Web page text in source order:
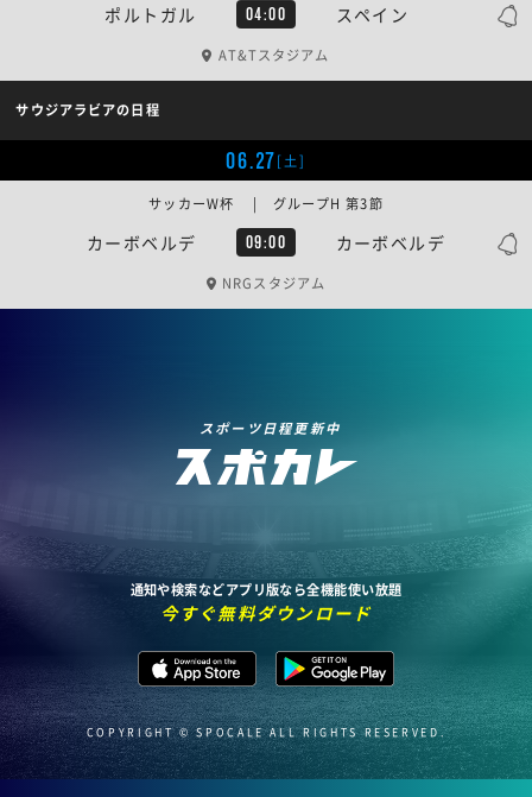
ポルトガル 04:00 スペイン
AT&Tスタジアム
サウジアラビアの日程
06.27[土]
カーボベルデ 09:00 カーボベルデ
サッカーW杯 | グループH 第3節
NRGスタジアム
スポーツ日程更新中
通知や検索などアプリ版なら全機能使い放題
今すぐ無料ダウンロード
COPYRIGHT © SPOCALE ALL RIGHTS RESERVED.